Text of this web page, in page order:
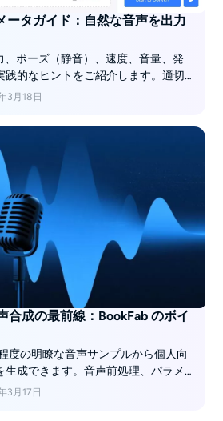
ータガイド：自然な音声を出力
、ポーズ（静音）、速度、音量、発
践的なヒントをご紹介します。適切
然で魅力的な音声を実現できま
3月18日
合成の最前線：BookFab のボイ
度の明瞭な音声サンプルから個人向
生成できます。音声前処理、パラメ
析、後処理を組み合わせること
3月17日